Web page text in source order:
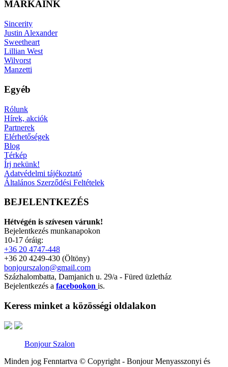
MÁRKÁINK
Sincerity
Justin Alexander
Sweetheart
Lillian West
Wilvorst
Manzetti
Egyéb
Rólunk
Hírek, akciók
Partnerek
Elérhetőségek
Blog
Térkép
Írj nekünk!
Adatvédelmi tájékoztató
Általános Szerződési Feltételek
BEJELENTKEZÉS
Hétvégén is szívesen várunk!
Bejelentkezés munkanapokon
10-17 óráig:
+36 20 4747-448
+36 20 4249-430 (Öltöny)
bonjourszalon@gmail.com
Százhalombatta, Damjanich u. 29/a - Füred üzletház
Bejelentkezés a facebookon is.
Keress minket a közösségi oldalakon
Bonjour Szalon
Minden jog Fenntartva © Copyright - Bonjour Menyasszonyi és